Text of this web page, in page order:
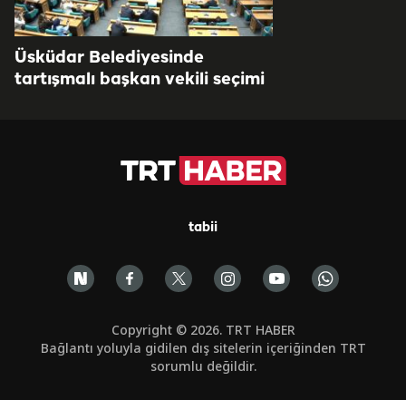
Üsküdar Belediyesinde
tartışmalı başkan vekili seçimi
tabii
Copyright © 2026. TRT HABER
Bağlantı yoluyla gidilen dış sitelerin içeriğinden TRT
sorumlu değildir.